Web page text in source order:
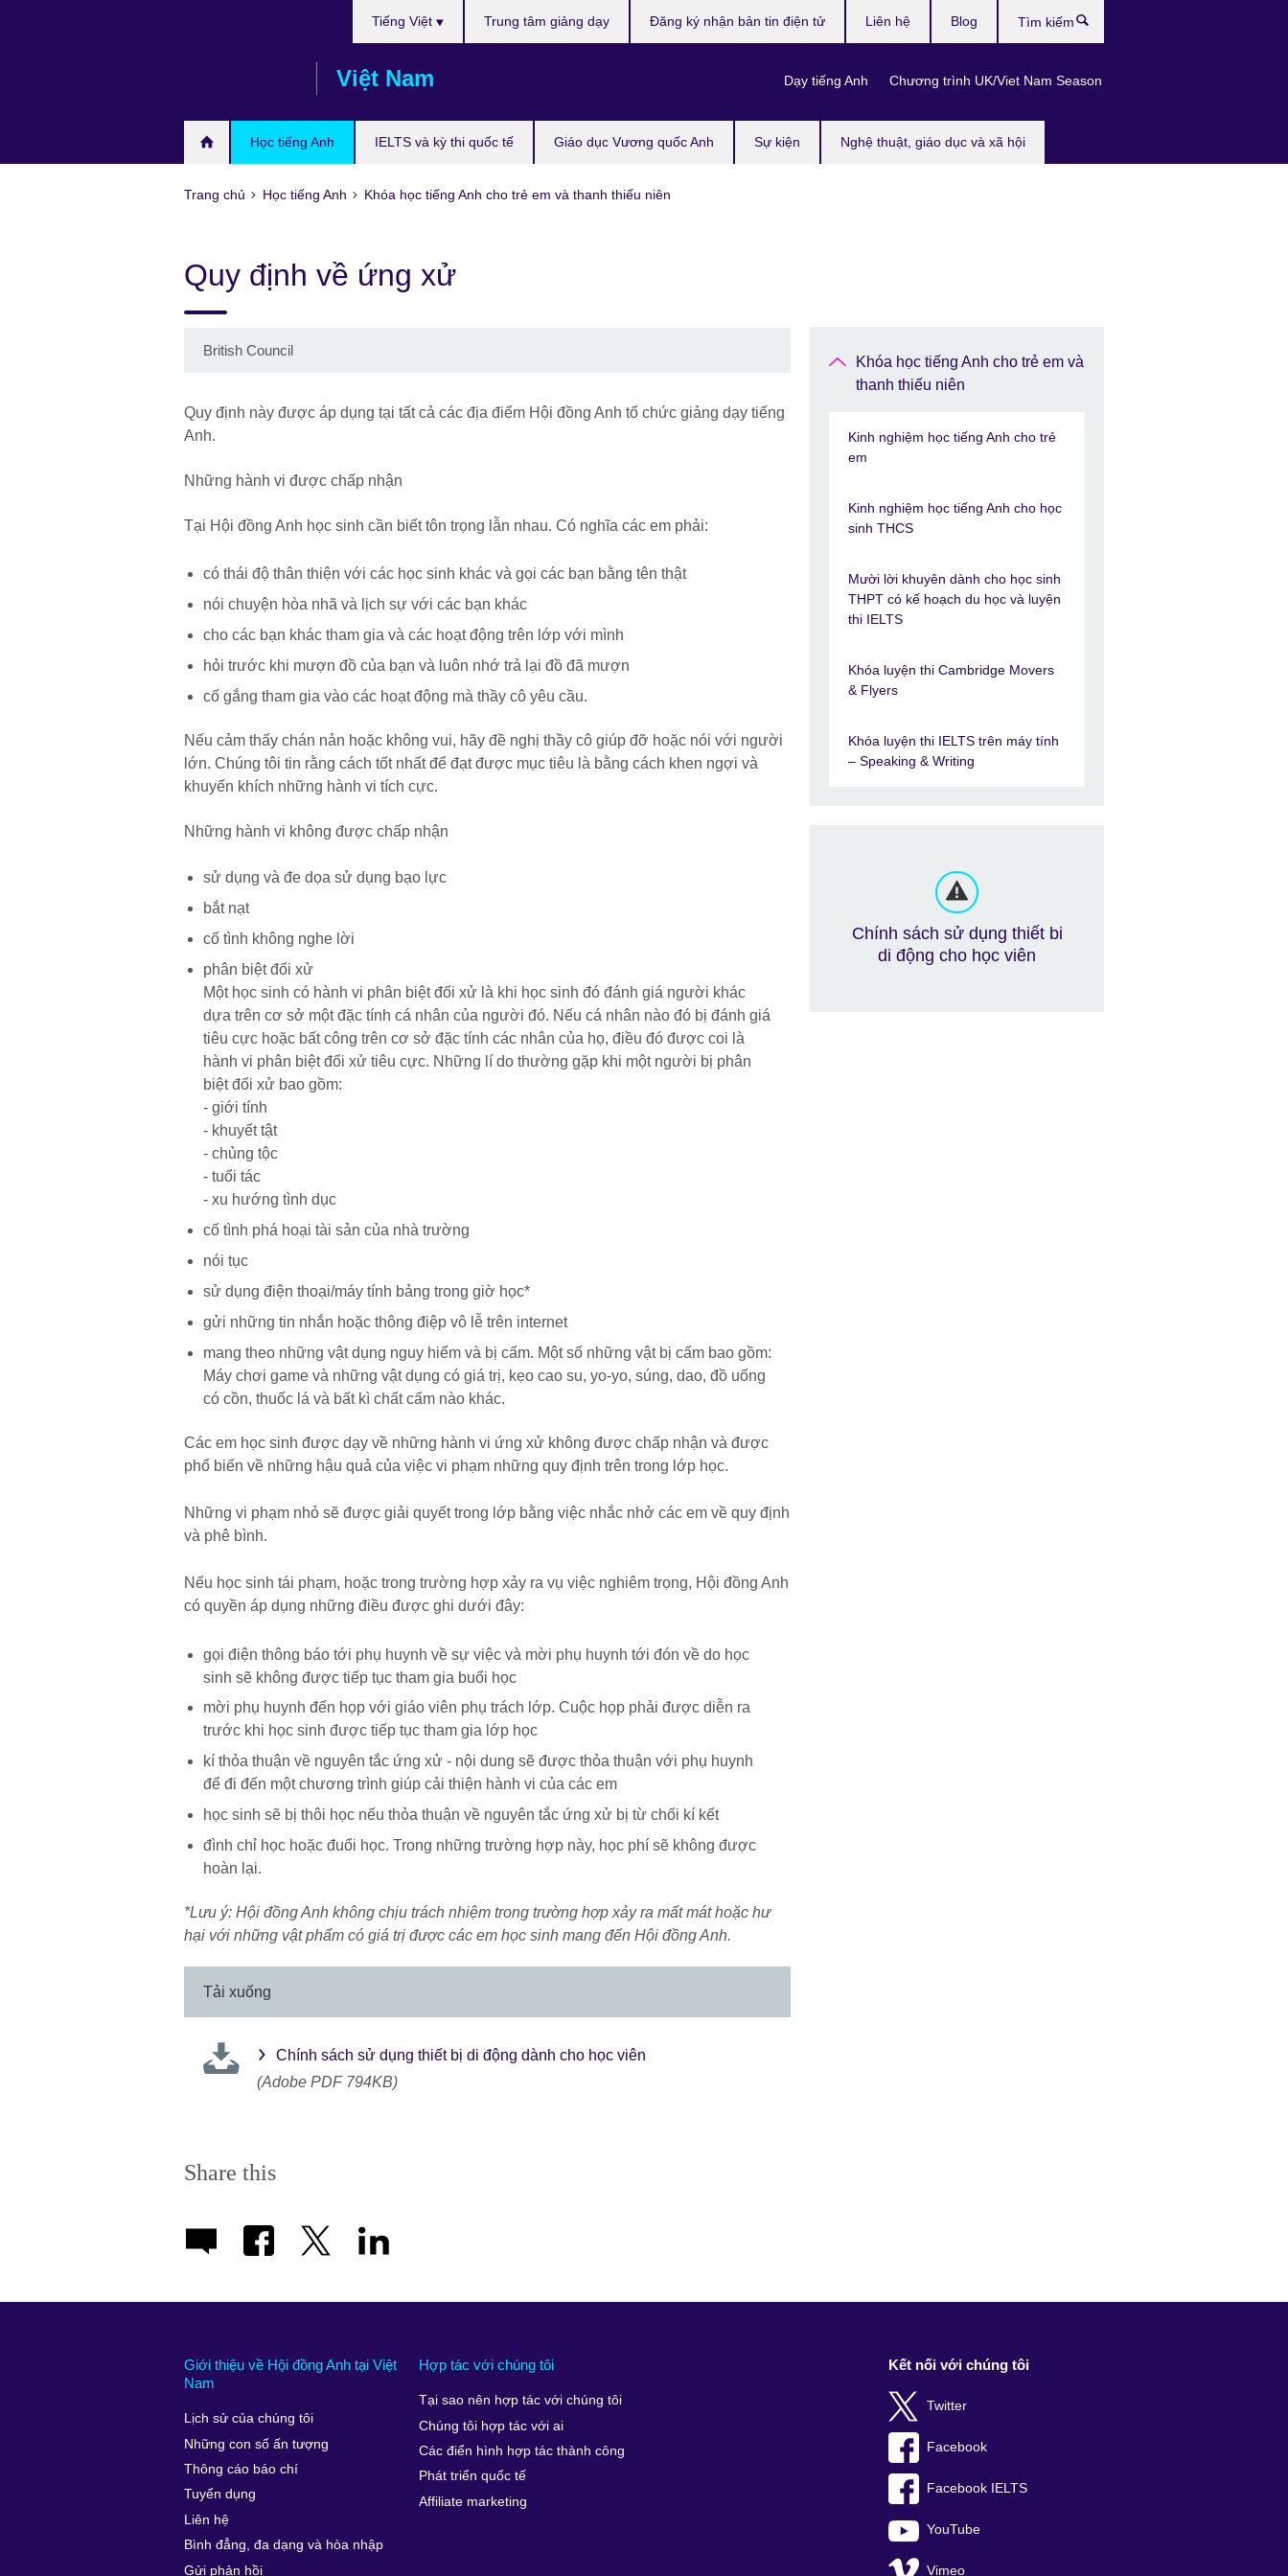
Việt Nam
Học tiếng Anh IELTS và kỳ thi quốc tế Giáo dục Vương quốc Anh Sự kiện Nghệ thuật, giáo dục và xã hội
Tiếng Việt
Dạy tiếng Anh Chương trình UK/Viet Nam Season
Trung tâm giảng dạy Đăng ký nhận bản tin điện tử Liên hệ Blog
kiếm
Trang chủ Học tiếng Anh Khóa học tiếng Anh cho trẻ em và thanh thiếu niên
Quy định về ứng xử
British Council
Quy định này được áp dụng tại tất cả các địa điểm Hội đồng Anh tổ chức giảng dạy tiếng
Anh.
Những hành vi được chấp nhận
Tại Hội đồng Anh học sinh cần biết tôn trọng lẫn nhau. Có nghĩa các em phải:
có thái độ thân thiện với các học sinh khác và gọi các bạn bằng tên thật
nói chuyện hòa nhã và lịch sự với các bạn khác
cho các bạn khác tham gia và các hoạt động trên lớp với mình
hỏi trước khi mượn đồ của bạn và luôn nhớ trả lại đồ đã mượn
cố gắng tham gia vào các hoạt động mà thầy cô yêu cầu.
Nếu cảm thấy chán nản hoặc không vui, hãy đề nghị thầy cô giúp đỡ hoặc nói với người
lớn. Chúng tôi tin rằng cách tốt nhất để đạt được mục tiêu là bằng cách khen ngợi và
khuyến khích những hành vi tích cực.
Những hành vi không được chấp nhận
sử dụng và đe dọa sử dụng bạo lực
bắt nạt
cố tình không nghe lời
phân biệt đối xử
Một học sinh có hành vi phân biệt đối xử là khi học sinh đó đánh giá người khác
dựa trên cơ sở một đặc tính cá nhân của người đó. Nếu cá nhân nào đó bị đánh giá
tiêu cực hoặc bất công trên cơ sở đặc tính các nhân của họ, điều đó được coi là
hành vi phân biệt đối xử tiêu cực. Những lí do thường gặp khi một người bị phân
biệt đối xử bao gồm:
- giới tính
- khuyết tật
- chủng tộc
- tuổi tác
- xu hướng tình dục
cố tình phá hoại tài sản của nhà trường
nói tục
sử dụng điện thoại/máy tính bảng trong giờ học*
gửi những tin nhắn hoặc thông điệp vô lễ trên internet
mang theo những vật dụng nguy hiểm và bị cấm. Một số những vật bị cấm bao gồm:
Máy chơi game và những vật dụng có giá trị, kẹo cao su, yo-yo, súng, dao, đồ uống
có cồn, thuốc lá và bất kì chất cấm nào khác.
Các em học sinh được dạy về những hành vi ứng xử không được chấp nhận và được
phổ biến về những hậu quả của việc vi phạm những quy định trên trong lớp học.
Những vi phạm nhỏ sẽ được giải quyết trong lớp bằng việc nhắc nhở các em về quy định
và phê bình.
Nếu học sinh tái phạm, hoặc trong trường hợp xảy ra vụ việc nghiêm trọng, Hội đồng Anh
có quyền áp dụng những điều được ghi dưới đây:
gọi điện thông báo tới phụ huynh về sự việc và mời phụ huynh tới đón về do học
sinh sẽ không được tiếp tục tham gia buổi học
mời phụ huynh đến họp với giáo viên phụ trách lớp. Cuộc họp phải được diễn ra
trước khi học sinh được tiếp tục tham gia lớp học
kí thỏa thuận về nguyên tắc ứng xử - nội dung sẽ được thỏa thuận với phụ huynh
để đi đến một chương trình giúp cải thiện hành vi của các em
học sinh sẽ bị thôi học nếu thỏa thuận về nguyên tắc ứng xử bị từ chối kí kết
đình chỉ học hoặc đuổi học. Trong những trường hợp này, học phí sẽ không được
hoàn lại.
*Lưu ý: Hội đồng Anh không chịu trách nhiệm trong trường hợp xảy ra mất mát hoặc hư
hại với những vật phẩm có giá trị được các em học sinh mang đến Hội đồng Anh.
Tải xuống
Chính sách sử dụng thiết bị di động dành cho học viên
(Adobe PDF 794KB)
Share this
Khóa học tiếng Anh cho trẻ em và
thanh thiếu niên
Kinh nghiệm học tiếng Anh cho trẻ
em
Kinh nghiệm học tiếng Anh cho học
sinh THCS
Mười lời khuyên dành cho học sinh
THPT có kế hoạch du học và luyện
thi IELTS
Khóa luyện thi Cambridge Movers
& Flyers
Khóa luyện thi IELTS trên máy tính
– Speaking & Writing
Chính sách sử dụng thiết bi
di động cho học viên
Giới thiệu về Hội đồng Anh tại Việt
Nam
Lịch sử của chúng tôi
Những con số ấn tượng
Thông cáo báo chí
Tuyển dụng
Liên hệ
Bình đẳng, đa dạng và hòa nhập
Gửi phản hồi
Hợp tác với chúng tôi
Tại sao nên hợp tác với chúng tôi
Chúng tôi hợp tác với ai
Các điển hình hợp tác thành công
Phát triển quốc tế
Affiliate marketing
Kết nối với chúng tôi
Twitter
Facebook
Facebook IELTS
YouTube
Vimeo